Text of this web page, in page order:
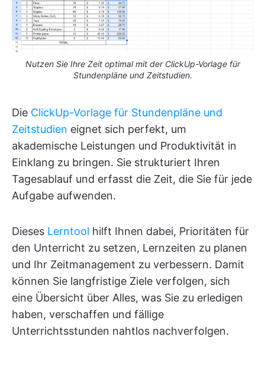
Nutzen Sie Ihre Zeit optimal mit der ClickUp-Vorlage für
Stundenpläne und Zeitstudien.
Die ClickUp-Vorlage für Stundenpläne und
Zeitstudien eignet sich perfekt, um
akademische Leistungen und Produktivität in
Einklang zu bringen. Sie strukturiert Ihren
Tagesablauf und erfasst die Zeit, die Sie für jede
Aufgabe aufwenden.
Dieses Lerntool hilft Ihnen dabei, Prioritäten für
den Unterricht zu setzen, Lernzeiten zu planen
und Ihr Zeitmanagement zu verbessern. Damit
können Sie langfristige Ziele verfolgen, sich
eine Übersicht über Alles, was Sie zu erledigen
haben, verschaffen und fällige
Unterrichtsstunden nahtlos nachverfolgen.